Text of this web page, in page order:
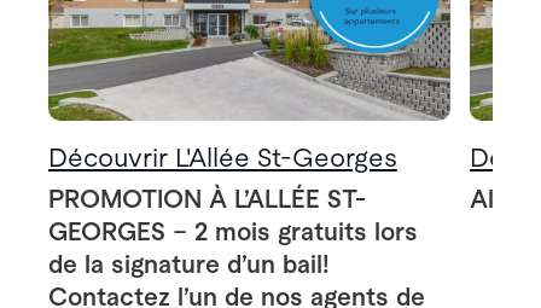
Découvrir L'Allée St-Georges
PROMOTION À L’ALLÉE ST-
GEORGES – 2 mois gratuits lors
de la signature d’un bail!
Contactez l’un de nos agents de
Allée